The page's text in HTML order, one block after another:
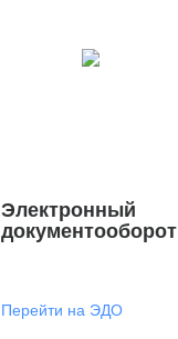
Электронный
документооборот
Перейти на ЭДО